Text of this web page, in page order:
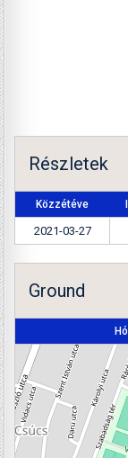
Részletek
Közzétéve
2021-03-27
Ground